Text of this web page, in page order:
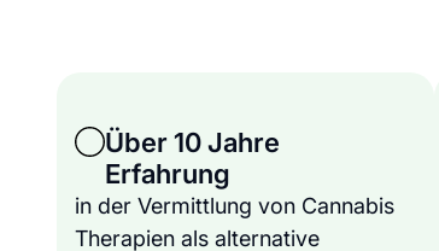
Über 10 Jahre
Erfahrung
in der Vermittlung von Cannabis
Therapien als alternative